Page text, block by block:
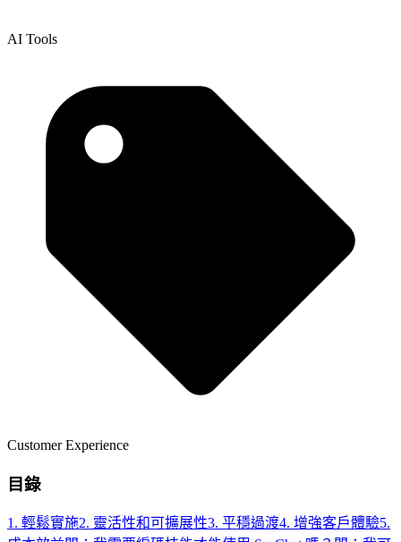
AI Tools
Customer Experience
目錄
1. 輕鬆實施2. 靈活性和可擴展性3. 平穩過渡4. 增強客戶體驗5.